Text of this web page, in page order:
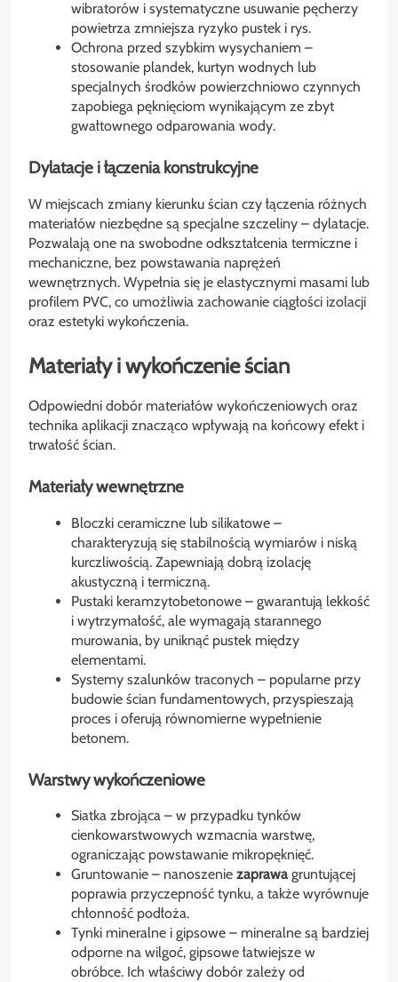
wibratorów i systematyczne usuwanie pęcherzy
powietrza zmniejsza ryzyko pustek i rys.
Ochrona przed szybkim wysychaniem –
stosowanie plandek, kurtyn wodnych lub
specjalnych środków powierzchniowo czynnych
zapobiega pęknięciom wynikającym ze zbyt
gwałtownego odparowania wody.
Dylatacje i łączenia konstrukcyjne
W miejscach zmiany kierunku ścian czy łączenia różnych
materiałów niezbędne są specjalne szczeliny – dylatacje.
Pozwalają one na swobodne odkształcenia termiczne i
mechaniczne, bez powstawania naprężeń
wewnętrznych. Wypełnia się je elastycznymi masami lub
profilem PVC, co umożliwia zachowanie ciągłości izolacji
oraz estetyki wykończenia.
Materiały i wykończenie ścian
Odpowiedni dobór materiałów wykończeniowych oraz
technika aplikacji znacząco wpływają na końcowy efekt i
trwałość ścian.
Materiały wewnętrzne
Bloczki ceramiczne lub silikatowe –
charakteryzują się stabilnością wymiarów i niską
kurczliwością. Zapewniają dobrą izolację
akustyczną i termiczną.
Pustaki keramzytobetonowe – gwarantują lekkość
i wytrzymałość, ale wymagają starannego
murowania, by uniknąć pustek między
elementami.
Systemy szalunków traconych – popularne przy
budowie ścian fundamentowych, przyspieszają
proces i oferują równomierne wypełnienie
betonem.
Warstwy wykończeniowe
Siatka zbrojąca – w przypadku tynków
cienkowarstwowych wzmacnia warstwę,
ograniczając powstawanie mikropęknięć.
Gruntowanie – nanoszenie zaprawagruntującej
poprawia przyczepność tynku, a także wyrównuje
chłonność podłoża.
Tynki mineralne i gipsowe – mineralne są bardziej
odporne na wilgoć, gipsowe łatwiejsze w
obróbce. Ich właściwy dobór zależy od